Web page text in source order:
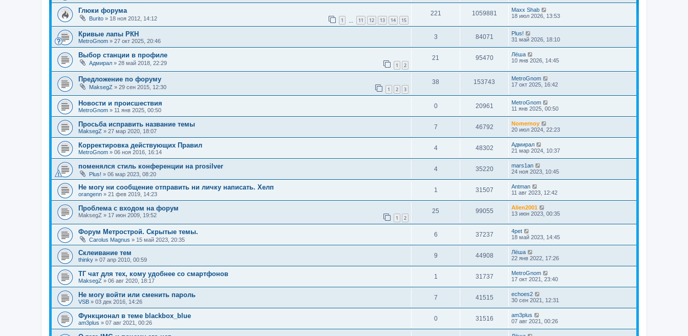
Глюки форума
Burito » 18 ноя 2012, 14:12 1 11 12 13 14 15
221 1059881
Maxx Shab
18 июл 2026, 13:53
Кривые лапы РКН
MetroGnom » 27 окт 2025, 20:46
3 84071
Plus!
31 май 2026, 18:10
Выбор станции в профиле
Адмирал » 28 май 2018, 22:29 1 2
21 95470
Лёша
10 янв 2026, 14:45
Предложение по форуму
MaksegZ » 29 сен 2015, 12:30 1 2 3
38 153743
MetroGnom
17 окт 2025, 16:42
Новости и происшествия
MetroGnom » 11 янв 2025, 00:50
0 20961
MetroGnom
11 янв 2025, 00:50
Просьба исправить название темы
MaksegZ » 27 мар 2020, 18:07
7 46792
Nomernoy
20 июл 2024, 22:23
Корректировка действующих Правил
MetroGnom » 06 ноя 2016, 16:14
4 48302
Адмирал
21 мар 2024, 10:37
поменялся стиль конференции на prosilver
Plus! » 06 мар 2023, 08:20
4 35220
mars1an
24 ноя 2023, 10:45
Не могу ни сообщение отправить ни личку написать. Хелп
orangenn » 21 фев 2019, 14:23
1 31507
Antman
11 авг 2023, 12:42
Проблема с входом на форум
MaksegZ » 17 июн 2009, 19:52 1 2
25 99055
Alien2001
13 июн 2023, 00:35
Форум Метрострой. Скрытые темы.
Carolus Magnus » 15 май 2023, 20:35
6 37237
4pet
18 май 2023, 14:45
Склеивание тем
thinky » 07 апр 2010, 00:59
9 44908
Лёша
22 янв 2022, 17:26
ТГ чат для тех, кому удобнее со смартфонов
MaksegZ » 06 авг 2020, 18:17
1 31737
MetroGnom
17 окт 2021, 23:40
Не могу войти или сменить пароль
VSB » 03 дек 2016, 14:26
7 41515
echoes2
30 сен 2021, 12:31
Функционал в теме blackbox_blue
am3plus » 07 авг 2021, 00:26
0 31516
am3plus
07 авг 2021, 00:26